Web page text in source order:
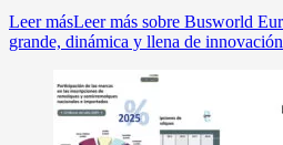
Leer másLeer más sobre Busworld
grande, dinámica y llena de innovación